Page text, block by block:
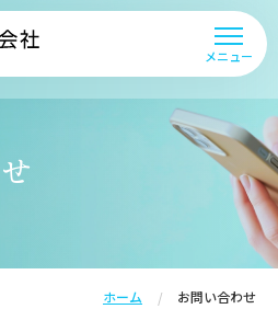
式会社 メニュー
ホーム お問い合わせ